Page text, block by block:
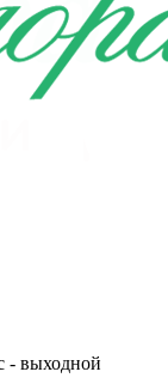
- выходной